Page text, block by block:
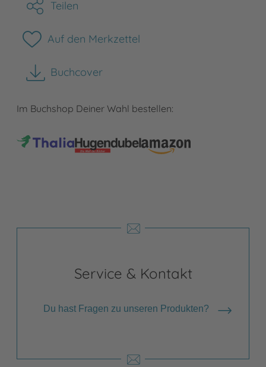
Teilen
Auf den Merkzettel
Buchcover
herunterladen
Im Buchshop Deiner Wahl bestellen:
Service & Kontakt
Du hast Fragen zu unseren Produkten?